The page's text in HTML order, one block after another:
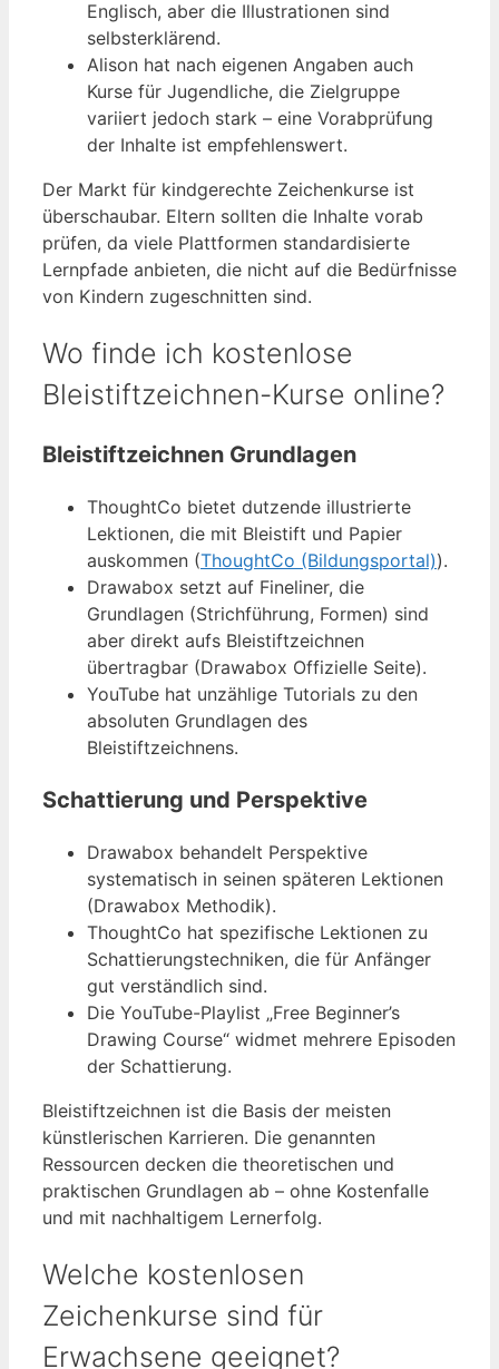
Englisch, aber die Illustrationen sind
selbsterklärend.
Alison hat nach eigenen Angaben auch
Kurse für Jugendliche, die Zielgruppe
variiert jedoch stark – eine Vorabprüfung
der Inhalte ist empfehlenswert.
Der Markt für kindgerechte Zeichenkurse ist
überschaubar. Eltern sollten die Inhalte vorab
prüfen, da viele Plattformen standardisierte
Lernpfade anbieten, die nicht auf die Bedürfnisse
von Kindern zugeschnitten sind.
Wo finde ich kostenlose
Bleistiftzeichnen-Kurse online?
Bleistiftzeichnen Grundlagen
ThoughtCo bietet dutzende illustrierte
Lektionen, die mit Bleistift und Papier
auskommen (ThoughtCo (Bildungsportal)).
Drawabox setzt auf Fineliner, die
Grundlagen (Strichführung, Formen) sind
aber direkt aufs Bleistiftzeichnen
übertragbar (Drawabox Offizielle Seite).
YouTube hat unzählige Tutorials zu den
absoluten Grundlagen des
Bleistiftzeichnens.
Schattierung und Perspektive
Drawabox behandelt Perspektive
systematisch in seinen späteren Lektionen
(Drawabox Methodik).
ThoughtCo hat spezifische Lektionen zu
Schattierungstechniken, die für Anfänger
gut verständlich sind.
Die YouTube-Playlist „Free Beginner’s
Drawing Course“ widmet mehrere Episoden
der Schattierung.
Bleistiftzeichnen ist die Basis der meisten
künstlerischen Karrieren. Die genannten
Ressourcen decken die theoretischen und
praktischen Grundlagen ab – ohne Kostenfalle
und mit nachhaltigem Lernerfolg.
Welche kostenlosen
Zeichenkurse sind für
Erwachsene geeignet?